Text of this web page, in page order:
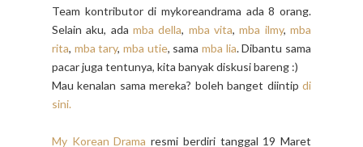
Team kontributor di mykoreandrama ada 8 orang.
Selain aku, ada mba della, mba vita,mba ilmy,mba
rita, mba tary,mba utie, samamba lia. Dibantu sama
pacar juga tentunya, kita banyak diskusi bareng :)
Mau kenalan sama mereka? boleh banget diintip di
sini.
My Korean Drama resmi berdiri tanggal 19 Maret